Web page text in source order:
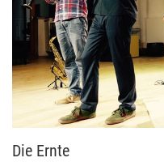
Die Ernte